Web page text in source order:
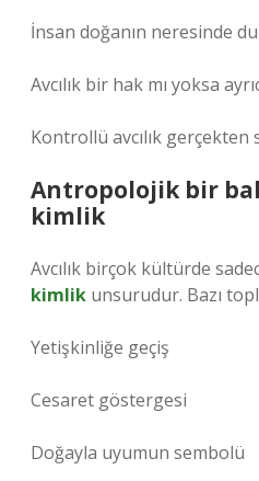
İnsan doğanın neresinde
Avcılık bir hak mı yoksa
Kontrollü avcılık
Antropolojik bir
kimlik
Avcılık birçok kültürde
kimlik unsurudur. Bazı
Yetişkinliğe geçiş
Cesaret göstergesi
Doğayla uyumun sembolü